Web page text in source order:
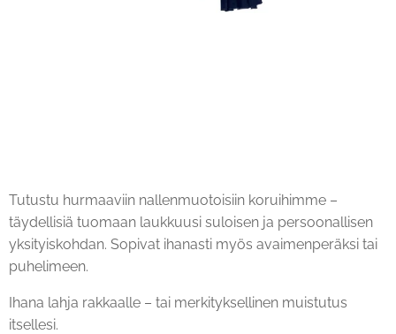
Tutustu hurmaaviin nallenmuotoisiin koruihimme –
täydellisiä tuomaan laukkuusi suloisen ja persoonallisen
yksityiskohdan. Sopivat ihanasti myös avaimenperäksi tai
puhelimeen.
Ihana lahja rakkaalle – tai merkityksellinen muistutus
itsellesi.